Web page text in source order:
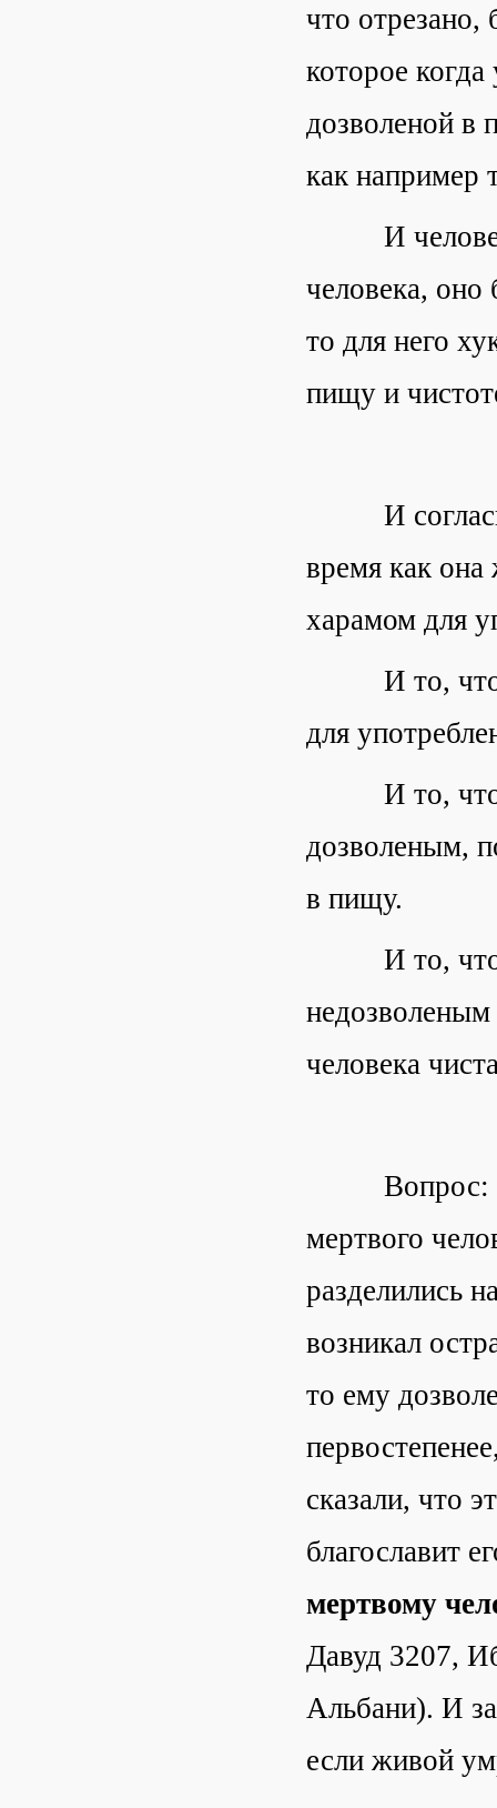
что отрезано,
которое
дозволеной в
как например
И человек,
человека, оно
то для него
пищу и
И согласно
время как она
харамом для
И то, что
для
И то, что
дозволеным,
в пищу.
И то, что
человека
Вопрос:
мертвого
разделились
возникал
то ему
сказали, что
благославит
мертвому
Давуд 3207,
Альбани). И
если живой